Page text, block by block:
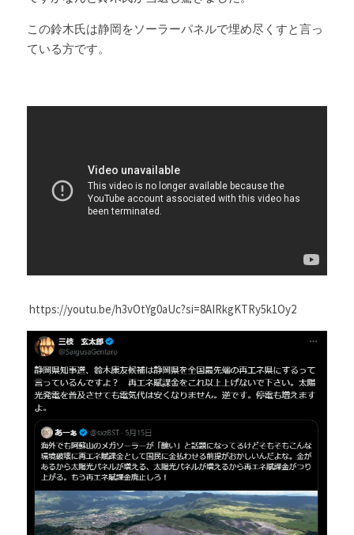
この鈴木氏は静岡をソーラーパネルで埋め尽くすと言っ
ている方です。
https://youtu.be/h3vOtYg0aUc?si=8AIRkgKTRy5k1Oy2